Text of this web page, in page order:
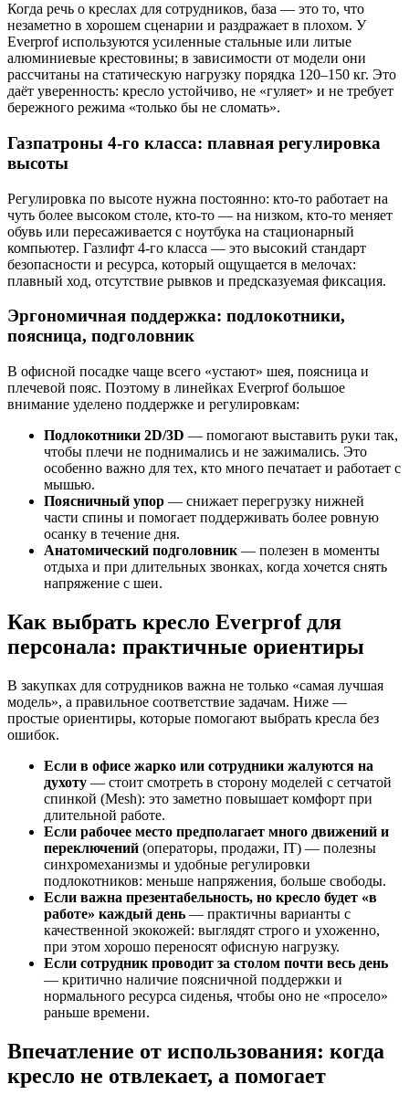
Когда речь о креслах для сотрудников, база — это то, что
незаметно в хорошем сценарии и раздражает в плохом. У
Everprof используются усиленные стальные или литые
алюминиевые крестовины; в зависимости от модели они
рассчитаны на статическую нагрузку порядка 120–150 кг. Это
даёт уверенность: кресло устойчиво, не «гуляет» и не требует
бережного режима «только бы не сломать».
Газпатроны 4-го класса: плавная регулировка
высоты
Регулировка по высоте нужна постоянно: кто-то работает на
чуть более высоком столе, кто-то — на низком, кто-то меняет
обувь или пересаживается с ноутбука на стационарный
компьютер. Газлифт 4-го класса — это высокий стандарт
безопасности и ресурса, который ощущается в мелочах:
плавный ход, отсутствие рывков и предсказуемая фиксация.
Эргономичная поддержка: подлокотники,
поясница, подголовник
В офисной посадке чаще всего «устают» шея, поясница и
плечевой пояс. Поэтому в линейках Everprof большое
внимание уделено поддержке и регулировкам:
Подлокотники 2D/3D — помогают выставить руки так,
чтобы плечи не поднимались и не зажимались. Это
особенно важно для тех, кто много печатает и работает с
мышью.
Поясничный упор — снижает перегрузку нижней
части спины и помогает поддерживать более ровную
осанку в течение дня.
Анатомический подголовник — полезен в моменты
отдыха и при длительных звонках, когда хочется снять
напряжение с шеи.
Как выбрать кресло Everprof для
персонала: практичные ориентиры
В закупках для сотрудников важна не только «самая лучшая
модель», а правильное соответствие задачам. Ниже —
простые ориентиры, которые помогают выбрать кресла без
ошибок.
Если в офисе жарко или сотрудники жалуются на
духоту — стоит смотреть в сторону моделей с сетчатой
спинкой (Mesh): это заметно повышает комфорт при
длительной работе.
Если рабочее место предполагает много движений и
переключений (операторы, продажи, IT) — полезны
синхромеханизмы и удобные регулировки
подлокотников: меньше напряжения, больше свободы.
Если важна презентабельность, но кресло будет «в
работе» каждый день — практичны варианты с
качественной экокожей: выглядят строго и ухоженно,
при этом хорошо переносят офисную нагрузку.
Если сотрудник проводит за столом почти весь день
— критично наличие поясничной поддержки и
нормального ресурса сиденья, чтобы оно не «просело»
раньше времени.
Впечатление от использования: когда
кресло не отвлекает, а помогает